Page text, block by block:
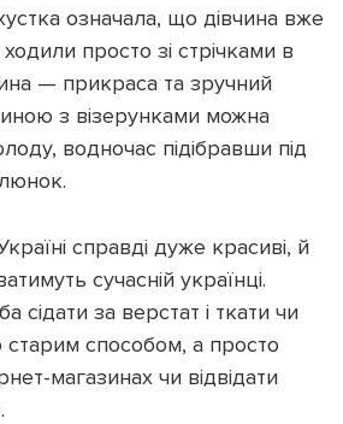
означала, що дівчина вже
просто зі стрічками в
— прикраса та зручний
з візерунками можна
водночас підібравши під
справді дуже красиві, й
сучасній українці.
за верстат і ткати чи
старим способом, а просто
магазинах чи відвідати